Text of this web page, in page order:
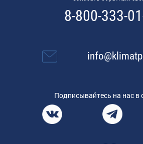
8-800-333-
Подписывайтесь на нас в